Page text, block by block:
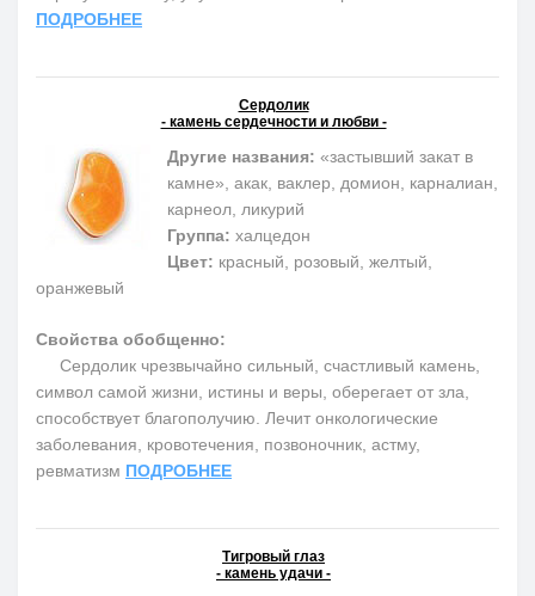
ПОДРОБНЕЕ
Сердолик
- камень сердечности и любви -
Другие названия: «застывший закат в
камне», акак, ваклер, домион, карналиан,
карнеол, ликурий
Группа: халцедон
Цвет: красный, розовый, желтый,
оранжевый
Свойства обобщенно:
Сердолик чрезвычайно сильный, счастливый камень,
символ самой жизни, истины и веры, оберегает от зла,
способствует благополучию. Лечит онкологические
заболевания, кровотечения, позвоночник, астму,
ревматизм ПОДРОБНЕЕ
Тигровый глаз
- камень удачи -